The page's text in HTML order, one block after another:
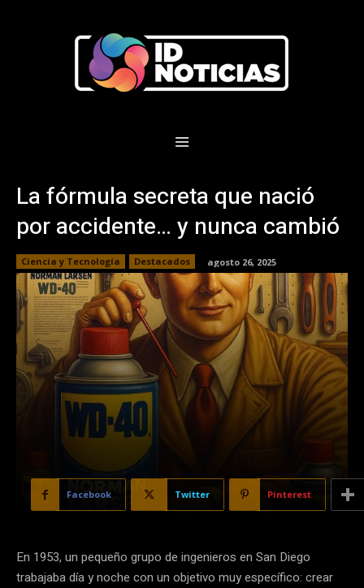
La fórmula secreta que nació
por accidente… y nunca cambió
Ciencia y Tecnología Destacados agosto 26, 2025
Facebook Twitter Pinterest
En 1953, un pequeño grupo de ingenieros en San Diego
trabajaba día y noche con un objetivo muy específico: crear